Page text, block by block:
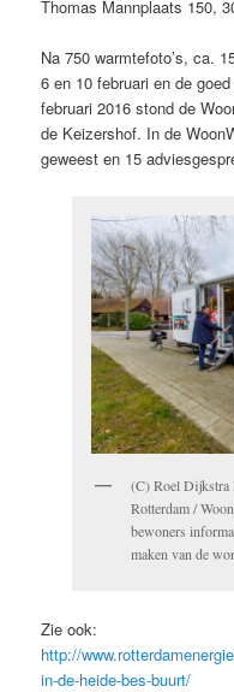
Thomas Mannplaats 150,
Na 750 warmtefoto’s, ca.
6 en 10 februari en de
februari 2016 stond de
de Keizershof. In de
geweest en 15
(C) Roel Dijkstra
Rotterdam /
bewoners
maken van de
Zie ook:
http://
in-de-heide-bes-buurt/